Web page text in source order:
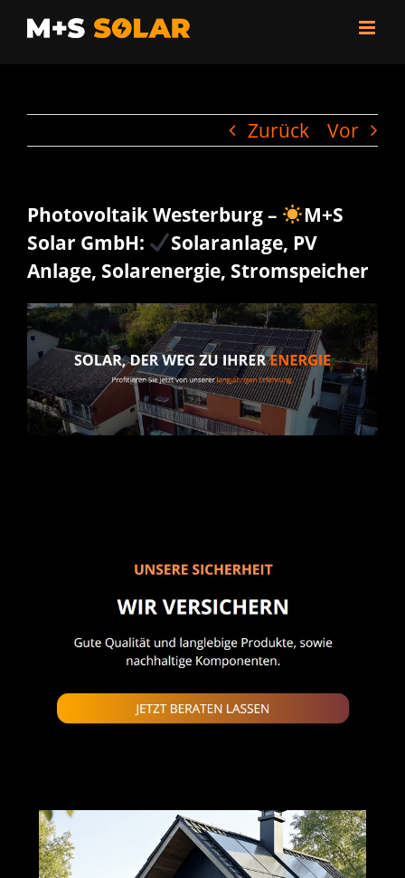
Zum
Inhalt
Zurück Vor
Photovoltaik Westerburg –
M+S
Solar GmbH:
Solaranlage, PV
Anlage, Solarenergie, Stromspeicher